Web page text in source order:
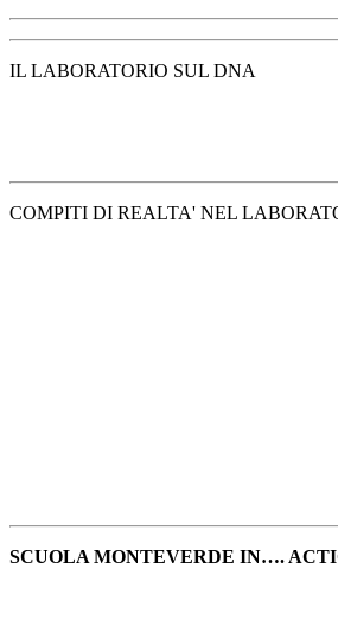
IL LABORATORIO SUL DNA
COMPITI DI REALTA' NEL
SCUOLA MONTEVERDE IN….